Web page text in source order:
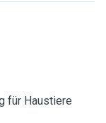
für Haustiere